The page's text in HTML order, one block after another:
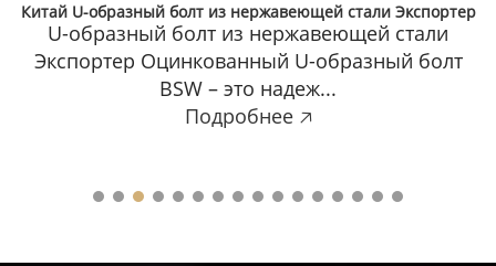
Китай U-образный болт из нержавеющей стали Экспортер
U-образный болт из нержавеющей стали
Экспортер Оцинкованный U-образный болт
BSW – это надеж...
Подробнее 🡥